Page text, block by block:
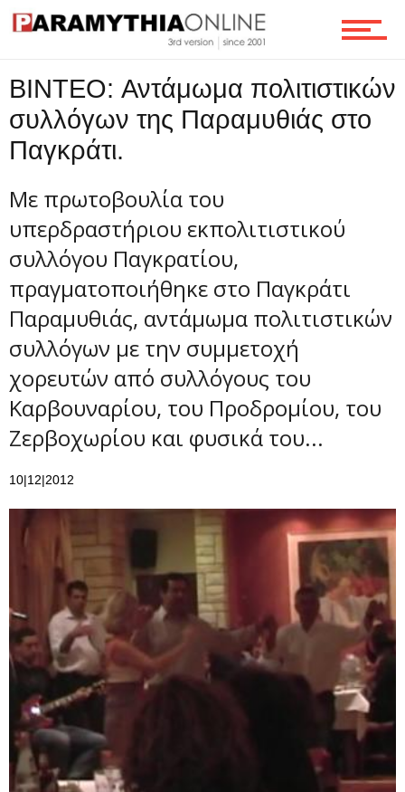
Επικοινωνία
BINTEO: Αντάμωμα πολιτιστικών
συλλόγων της Παραμυθιάς στο
Παγκράτι.
Με πρωτοβουλία του
υπερδραστήριου εκπολιτιστικού
συλλόγου Παγκρατίου,
πραγματοποιήθηκε στο Παγκράτι
Παραμυθιάς, αντάμωμα πολιτιστικών
συλλόγων με την συμμετοχή
χορευτών από συλλόγους του
Καρβουναρίου, του Προδρομίου, του
Ζερβοχωρίου και φυσικά του...
10|12|2012